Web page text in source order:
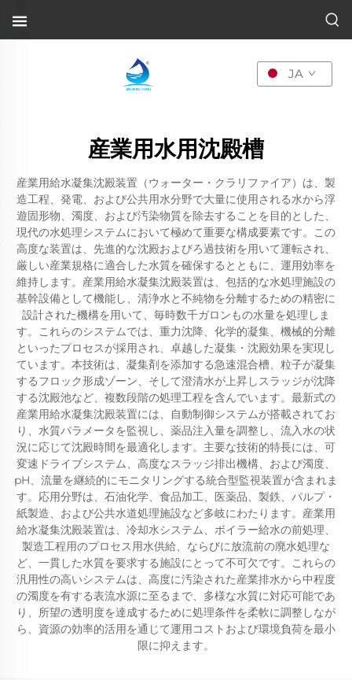
JA
産業用水用沈殿槽
産業用給水凝集沈殿装置（ウォーター・クラリファイア）は、製
造工程、発電、および公共用水分野で大量に使用される水から浮
遊固形物、濁度、および汚染物質を除去することを目的とした、
現代の水処理システムにおいて極めて重要な構成要素です。この
高度な装置は、先進的な沈殿およびろ過技術を用いて運転され、
厳しい産業規格に適合した水質を確保するとともに、運用効率を
維持します。産業用給水凝集沈殿装置は、包括的な水処理施設の
基幹設備として機能し、清浄水と不純物を分離するための精密に
設計された機構を用いて、毎時数千ガロンもの水量を処理しま
す。これらのシステムでは、重力沈降、化学的凝集、機械的分離
といったプロセスが採用され、卓越した凝集・沈殿効果を実現し
ています。本技術は、凝集剤を添加する急速混合槽、粒子が凝集
するフロック形成ゾーン、そして澄清水が上昇しスラッジが沈降
する沈殿池など、複数段階の処理工程を含んでいます。最新式の
産業用給水凝集沈殿装置には、自動制御システムが搭載されてお
り、水質パラメータを監視し、薬品注入量を調整し、流入水の状
況に応じて沈殿時間を最適化します。主要な技術的特長には、可
変速ドライブシステム、高度なスラッジ排出機構、および濁度、
pH、流量を継続的にモニタリングする統合型監視装置が含まれま
す。応用分野は、石油化学、食品加工、医薬品、製鉄、パルプ・
紙製造、および公共水道処理施設など多岐にわたります。産業用
給水凝集沈殿装置は、冷却水システム、ボイラー給水の前処理、
製造工程用のプロセス用水供給、ならびに放流前の廃水処理な
ど、一貫した水質を要求する施設にとって不可欠です。これらの
汎用性の高いシステムは、高度に汚染された産業排水から中程度
の濁度を有する表流水源に至るまで、多様な水質に対応可能であ
り、所望の透明度を達成するために処理条件を柔軟に調整しなが
ら、資源の効率的活用を通じて運用コストおよび環境負荷を最小
限に抑えます。